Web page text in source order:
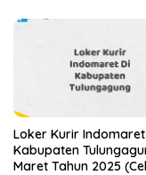
Loker Kurir
Kabupaten
Maret Tahun 2025